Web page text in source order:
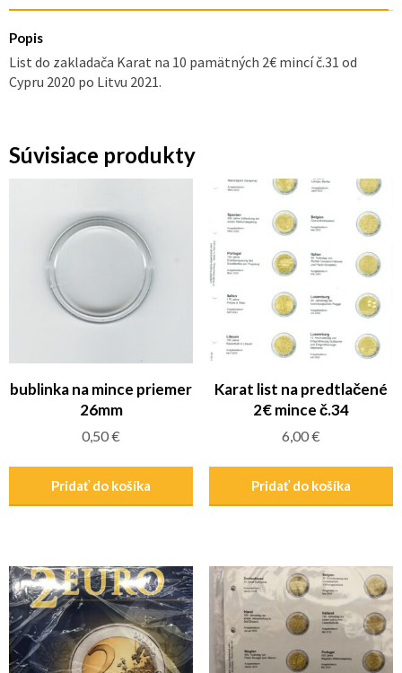
Popis
List do zakladača Karat na 10 pamätných 2€ mincí č.31 od
Cypru 2020 po Litvu 2021.
Súvisiace produkty
bublinka na mince priemer
26mm
0,50€
Pridať do košíka
Karat list na predtlačené
2€ mince č.34
6,00€
Pridať do košíka